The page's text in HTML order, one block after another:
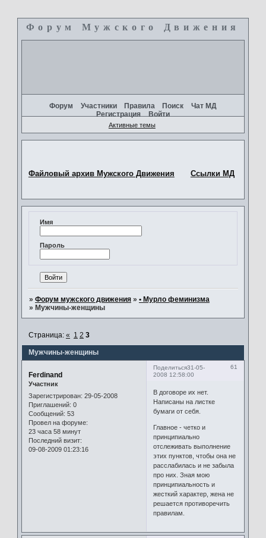
Форум Мужского Движения
Форум Участники Правила Поиск
Чат МД
Регистрация
Войти
Активные темы
Файловый архив Мужского Движения Ссылки МД
Имя
Пароль
» Форум мужского движения » • Мурло феминизма
» Мужчины-женщины
Мужчины-женщины
Страница: « 1 2 3
Поделиться 61
31-05-
2008 12:58:00
Ferdinand
Участник
Зарегистрирован: 29-05-2008
Приглашений: 0
Сообщений: 53
Провел на форуме:
23 часа 58 минут
Последний визит:
09-08-2009 01:23:16
В договоре их нет.
Написаны на листке
бумаги от себя.
Главное - четко и
принципиально
отслеживать выполнение
этих пунктов, чтобы она не
расслабилась и не забыла
про них. Зная мою
принципиальность и
жесткий характер, жена не
решается противоречить
правилам.